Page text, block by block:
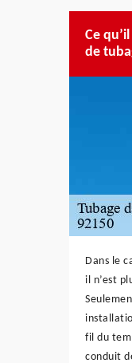
Ce
de
Dans le
il n’est
fil du
conduit